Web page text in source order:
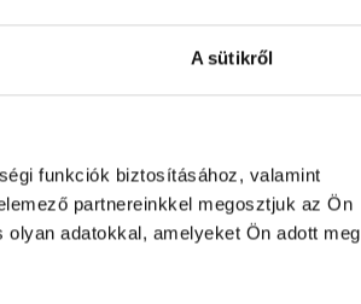
A sütikről
funkciók biztosításához, valamint
partnereinkkel megosztjuk az Ön
adatokkal, amelyeket Ön adott meg
traumatológus